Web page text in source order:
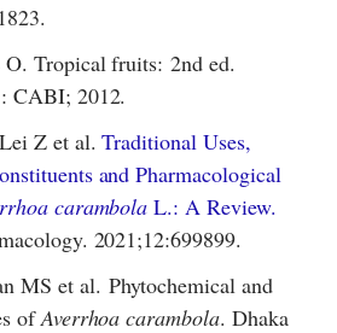
Tropical fruits: 2nd ed.
CABI; 2012.
Z et al.Traditional Uses,
and Pharmacological
carambola L.: A Review.
2021;12:699899.
MS et al. Phytochemical and
ofAverrhoa carambola. Dhaka